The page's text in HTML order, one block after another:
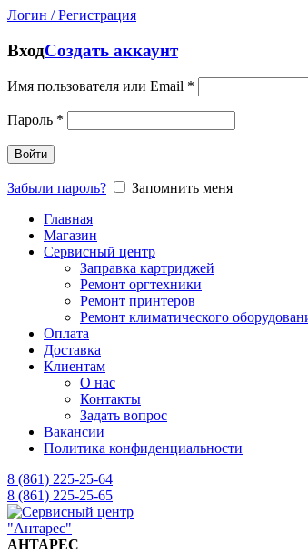
Логин / Регистрация
ВходСоздать аккаунт
Имя пользователя или Email *
Пароль *
Войти
Забыли пароль?
Запомнить меня
Главная
Магазин
Сервисный центр
Заправка картриджей
Ремонт оргтехники
Ремонт принтеров
Ремонт климатического
Оплата
Доставка
Клиентам
О нас
Контакты
Задать вопрос
Вакансии
Политика конфиденциальности
8 (861) 225-25-64
8 (861) 225-25-65
АНТАРЕС